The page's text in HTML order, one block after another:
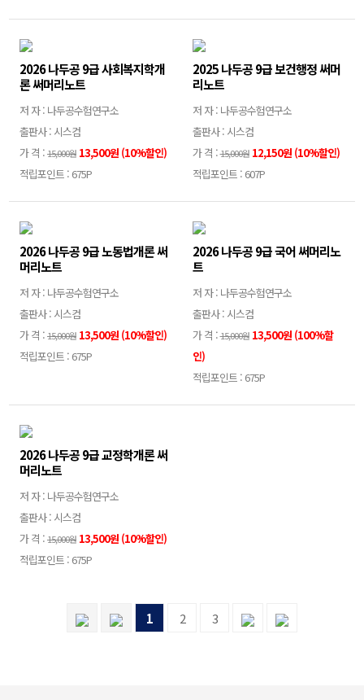
2026 나두공 9급 사회복지학개
론 써머리노트
저 자 : 나두공수험연구소
출판사 : 시스컴
가 격 :15,000원 13,500원 (10%할인)
적립포인트 : 675P
2025 나두공 9급 보건행정 써머
리노트
저 자 : 나두공수험연구소
출판사 : 시스컴
가 격 :15,000원 12,150원 (10%할인)
적립포인트 : 607P
2026 나두공 9급 노동법개론 써
머리노트
저 자 : 나두공수험연구소
출판사 : 시스컴
가 격 :15,000원 13,500원 (10%할인)
적립포인트 : 675P
2026 나두공 9급 국어 써머리노
트
저 자 : 나두공수험연구소
출판사 : 시스컴
가 격 :15,000원 13,500원 (100%할
인)
적립포인트 : 675P
2026 나두공 9급 교정학개론 써
머리노트
저 자 : 나두공수험연구소
출판사 : 시스컴
가 격 :15,000원 13,500원 (10%할인)
적립포인트 : 675P
1 2 3